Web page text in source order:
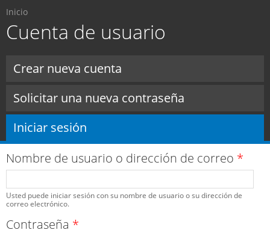
principal
Usted está aquí
Inicio
Cuenta de usuario
Crear nueva cuenta
Solicitar una nueva contraseña
Iniciar sesión
Nombre de usuario o dirección de correo *
Usted puede iniciar sesión con su nombre de usuario o su dirección de
correo electrónico.
Contraseña *